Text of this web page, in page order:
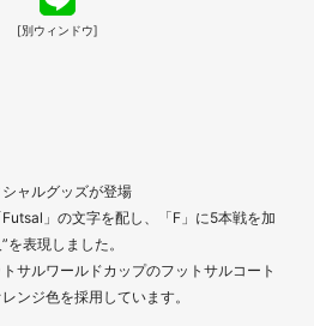
[別ウィンドウ]
ャルグッズが登場
」の文字を配し、「F」に5本戦を加
表現しました。
サルワールドカップのフットサルコート
ンジ色を採用しています。